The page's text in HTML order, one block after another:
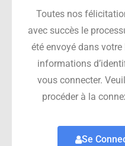
Toutes nos
avec succès le
été envoyé dans
informations
vous connecter.
procéder à la
Se